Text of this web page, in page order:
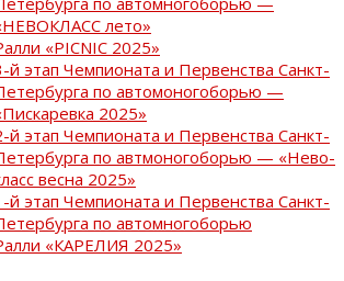
лето»
«PICNIC 2025»
й этап Чемпионата и Первенства Санкт-
по автомоногоборью —
2025»
й этап Чемпионата и Первенства Санкт-
по автмоногоборью — «Нево-
весна 2025»
й этап Чемпионата и Первенства Санкт-
по автомногоборью
«КАРЕЛИЯ 2025»